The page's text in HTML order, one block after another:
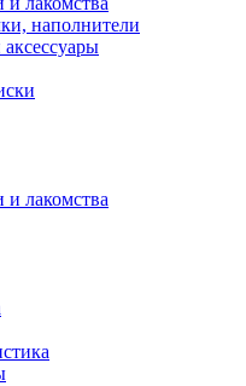
наполнители
и лакомства